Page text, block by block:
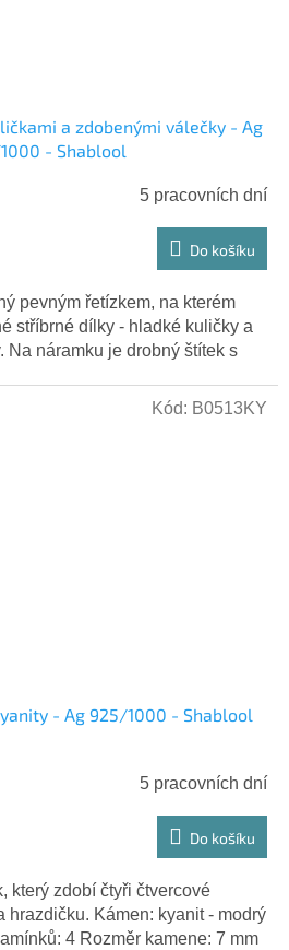
a zdobenými válečky - Ag
- Shablool
5 pracovních dní
Do košíku
pevným řetízkem, na kterém
stříbrné dílky - hladké kuličky a
Na náramku je drobný štítek s
- Ag 925/1000 - Shablool
5 pracovních dní
Do košíku
který zdobí čtyři čtvercové
hrazdičku. Kámen: kyanit - modrý
4 Rozměr kamene: 7 mm
Kód: B0513KY